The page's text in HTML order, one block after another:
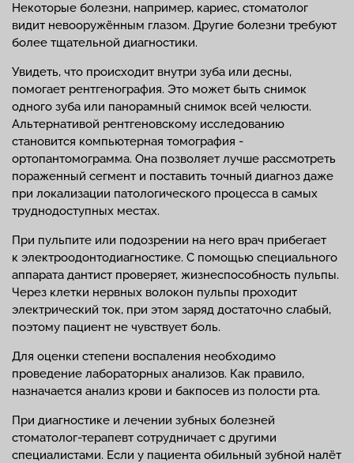
Некоторые болезни, например, кариес, стоматолог
видит невооружённым глазом. Другие болезни требуют
более тщательной диагностики.
Увидеть, что происходит внутри зуба или десны,
помогает рентгенография. Это может быть снимок
одного зуба или панорамный снимок всей челюсти.
Альтернативой рентгеновскому исследованию
становится компьютерная томография -
ортопантомограмма. Она позволяет лучше рассмотреть
пораженный сегмент и поставить точный диагноз даже
при локализации патологического процесса в самых
труднодоступных местах.
При пульпите или подозрении на него врач прибегает
к электроодонтодиагностике. С помощью специального
аппарата дантист проверяет, жизнеспособность пульпы.
Через клетки нервных волокон пульпы проходит
электрический ток, при этом заряд достаточно слабый,
поэтому пациент не чувствует боль.
Для оценки степени воспаления необходимо
проведение лабораторных анализов. Как правило,
назначается анализ крови и бакпосев из полости рта.
При диагностике и лечении зубных болезней
стоматолог-терапевт сотрудничает с другими
специалистами. Если у пациента обильный зубной налёт